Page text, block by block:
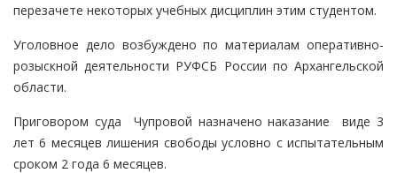
перезачете некоторых учебных дисциплин этим студентом.
Уголовное дело возбуждено по материалам оперативно-
розыскной деятельности РУФСБ России по Архангельской
области.
Приговором суда Чупровой назначено наказание виде 3
лет 6 месяцев лишения свободы условно с испытательным
сроком 2 года 6 месяцев.